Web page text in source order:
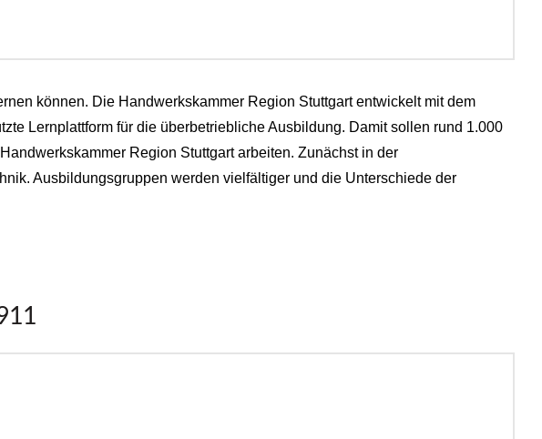
können. Die Handwerkskammer Region Stuttgart entwickelt mit dem
Lernplattform für die überbetriebliche Ausbildung. Damit sollen rund 1.000
Region Stuttgart arbeiten. Zunächst in der
Ausbildungsgruppen werden vielfältiger und die Unterschiede der